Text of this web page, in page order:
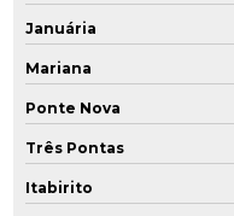
Recuperação de áreas
Recuperação de áreas
Relatório de avaliação
Relatório de
Januária
Mariana
Ponte Nova
Três Pontas
Itabirito